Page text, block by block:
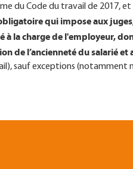
du Code du travail de 2017,
qui impose aux
à la charge de l'employeur,
de l’ancienneté du salarié
sauf exceptions (notamment
de